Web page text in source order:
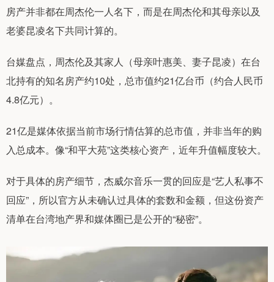
房产并非都在周杰伦一人名下，而是在周杰伦和其母亲以及
老婆昆凌名下共同计算的。
台媒盘点，周杰伦及其家人（母亲叶惠美、妻子昆凌）在台
北持有的知名房产约10处，总市值约21亿台币（约合人民币
4.8亿元）。
21亿是媒体依据当前市场行情估算的总市值，并非当年的购
入总成本。像“和平大苑”这类核心资产，近年升值幅度较大。
对于具体的房产细节，杰威尔音乐一贯的回应是“艺人私事不
回应”，所以官方从未确认过具体的套数和金额，但这份资产
清单在台湾地产界和媒体圈已是公开的“秘密”。